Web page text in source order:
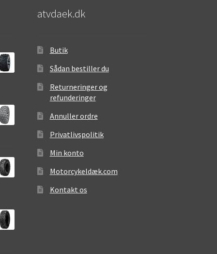
atvdaek.dk
Butik
Sådan bestiller du
Returneringer og
refunderinger
Annuller ordre
Privatlivspolitik
Min konto
Motorcykeldæk.com
Kontakt os